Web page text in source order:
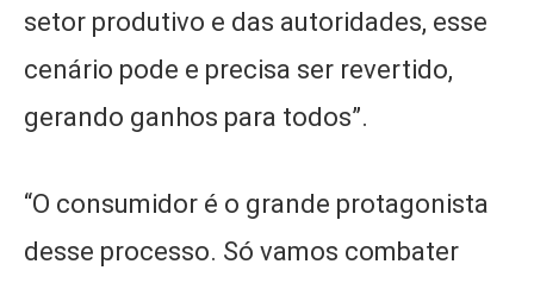
setor produtivo e das autoridades, esse
cenário pode e precisa ser revertido,
gerando ganhos para todos”.
“O consumidor é o grande protagonista
desse processo. Só vamos combater